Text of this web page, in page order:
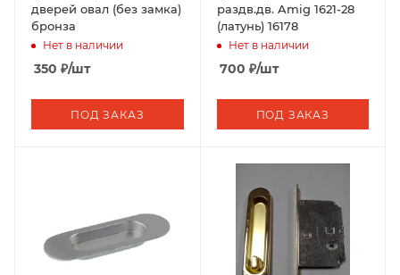
дверей овал (без замка)
бронза
Нет в наличии
350 ₽/шт
ПОД ЗАКАЗ
раздв.дв. Amig 1621-28
(латунь) 16178
Нет в наличии
700 ₽/шт
ПОД ЗАКАЗ